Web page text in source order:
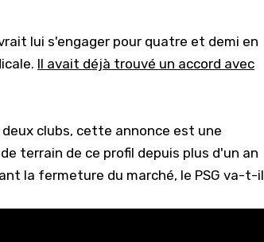
lui s'engager pour quatre et demi en
Il avait déjà trouvé un accord avec
clubs, cette annonce est une
terrain de ce profil depuis plus d'un an
la fermeture du marché, le PSG va-t-il